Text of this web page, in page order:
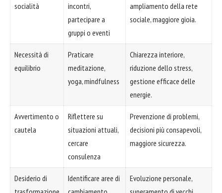
socialità
incontri,
partecipare a
gruppi o eventi
ampliamento della rete
sociale, maggiore gioia.
Necessità di
equilibrio
Praticare
meditazione,
yoga, mindfulness
Chiarezza interiore,
riduzione dello stress,
gestione efficace delle
energie.
Avvertimento o
cautela
Riflettere su
situazioni attuali,
cercare
consulenza
Prevenzione di problemi,
decisioni più consapevoli,
maggiore sicurezza.
Desiderio di
Identificare aree di
Evoluzione personale,